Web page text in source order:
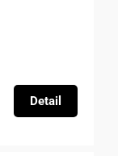
Detail